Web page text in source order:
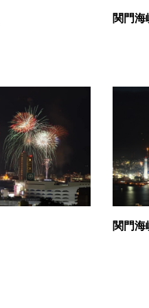
関門
関門海